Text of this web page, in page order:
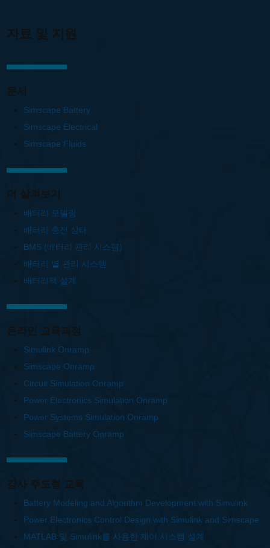
자료 및 지원
문서
Simscape Battery
Simscape Electrical
Simscape Fluids
더 살펴보기
배터리 모델링
배터리 충전 상태
BMS (배터리 관리 시스템)
배터리 열 관리 시스템
배터리팩 설계
온라인 교육과정
Simulink Onramp
Simscape Onramp
Circuit Simulation Onramp
Power Electronics Simulation Onramp
Power Systems Simulation Onramp
Simscape Battery Onramp
강사 주도형 교육
Battery Modeling and Algorithm Development with Simulink
Power Electronics Control Design with Simulink and Simscape
MATLAB 및 Simulink를 사용한 제어 시스템 설계